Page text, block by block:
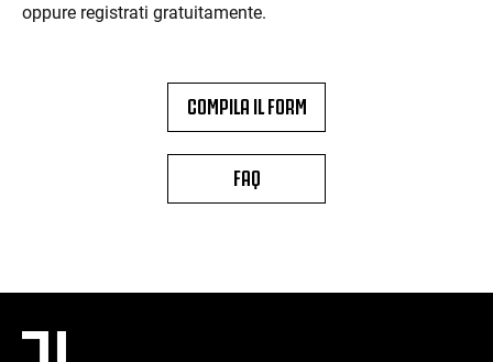
oppure registrati gratuitamente.
COMPILA IL FORM
FAQ